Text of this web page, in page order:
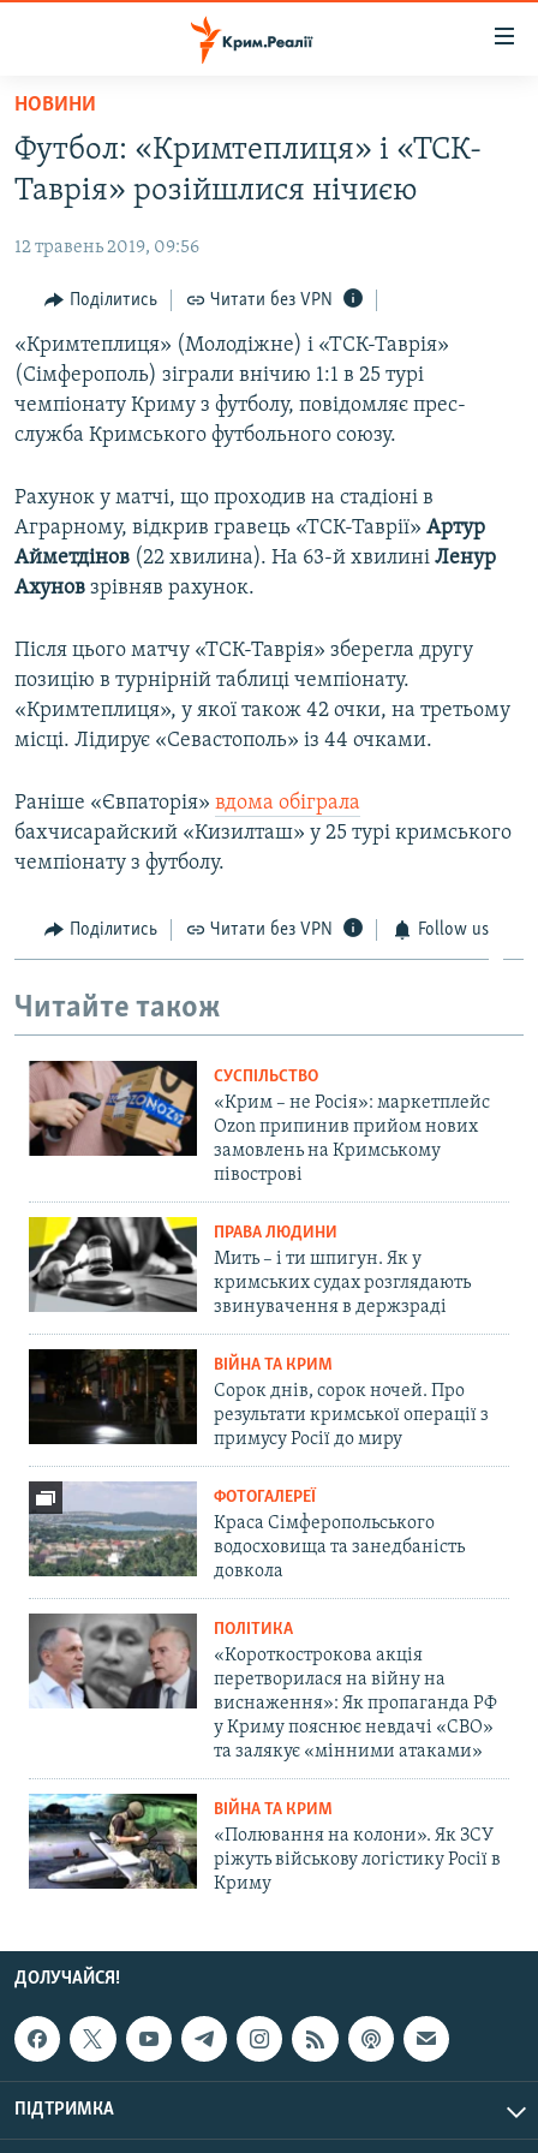
Перейти
основного
матеріалу
Перейти
до
навігації
Перейти
до
пошуку
НОВИНИ
ВОДА.КРИМ
ВІДЕО ТА ФОТО
ПОЛІТИКА
БЛОГИ
ПОГЛЯД
ІНТЕРВ'Ю
ВСЕ ЗА ДЕНЬ
ВІДЕОУРОКИ «ELIFBE»
СВІДЧЕННЯ ОКУПАЦІЇ
УКРАЇНСЬКА ПРОБЛЕМА КРИМУ
ІНФОГРАФІКА
ЯК ОБІЙТИ БЛОКУВАННЯ
Русский
ДОЛУЧАЙСЯ!
Усі сайти RFE/RL
НОВИНИ
Футбол: «Кримтеплиця» і «ТСК-
Таврія» розійшлися нічиєю
12 травень 2019, 09:56
Поділитись Читати без VPN
«Кримтеплиця» (Молодіжне) і «ТСК-Таврія»
(Сімферополь) зіграли внічию 1:1 в 25 турі
чемпіонату Криму з футболу, повідомляє прес-
служба Кримського футбольного союзу.
Рахунок у матчі, що проходив на стадіоні в
Аграрному, відкрив гравець «ТСК-Таврії» Артур
Айметдінов (22 хвилина). На 63-й хвилині Ленур
Ахунов зрівняв рахунок.
Після цього матчу «ТСК-Таврія» зберегла другу
позицію в турнірній таблиці чемпіонату.
«Кримтеплиця», у якої також 42 очки, на третьому
місці. Лідирує «Севастополь» із 44 очками.
Раніше «Євпаторія» вдома обіграла
бахчисарайский «Кизилташ» у 25 турі кримського
чемпіонату з футболу.
Поділитись Читати без VPN Follow us
Читайте також
СУСПІЛЬСТВО
«Крим – не Росія»: маркетплейс
Ozon припинив прийом нових
замовлень на Кримському
півострові
ПРАВА ЛЮДИНИ
Мить – і ти шпигун. Як у
кримських судах розглядають
звинувачення в держзраді
ВІЙНА ТА КРИМ
Сорок днів, сорок ночей. Про
результати кримської операції з
примусу Росії до миру
ФОТОГАЛЕРЕЇ
Краса Сімферопольського
водосховища та занедбаність
довкола
ПОЛІТИКА
«Короткострокова акція
перетворилася на війну на
виснаження»: Як пропаганда РФ
у Криму пояснює невдачі «СВО»
та залякує «мінними атаками»
ВІЙНА ТА КРИМ
«Полювання на колони». Як ЗСУ
ріжуть військову логістику Росії в
Криму
ДОЛУЧАЙСЯ!
ПІДТРИМКА